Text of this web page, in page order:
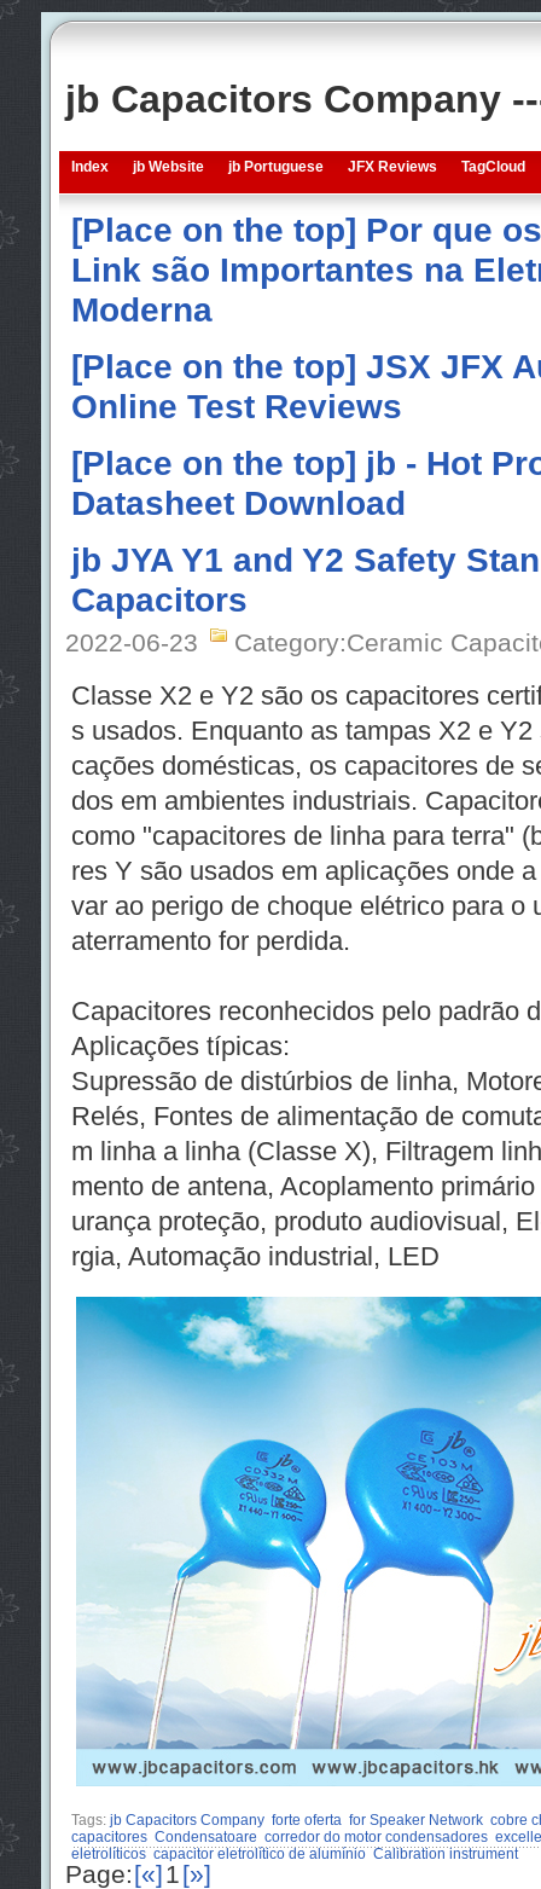
jb Capacitors Company
Index jb Website jb Portuguese JFX Reviews TagCloud
[Place on the top] Por que
Link são Importantes na
Moderna
[Place on the top] JSX JFX
Online Test Reviews
[Place on the top] jb - Hot
Datasheet Download
jb JYA Y1 and Y2 Safety
Capacitors
2022-06-23 Category:Ceramic
Classe X2 e Y2 são os capacitores
s usados. Enquanto as tampas X2 e
cações domésticas, os capacitores de
dos em ambientes industriais.
como "capacitores de linha para terra"
res Y são usados em aplicações onde
var ao perigo de choque elétrico para o
aterramento for perdida.
Capacitores reconhecidos pelo padrão
Aplicações típicas:
Supressão de distúrbios de linha,
Relés, Fontes de alimentação de
m linha a linha (Classe X), Filtragem
mento de antena, Acoplamento
urança proteção, produto audiovisual,
rgia, Automação industrial, LED
Tags: jb Capacitors Company forte oferta for Speaker Network cobre
capacitores Condensatoare corredor do motor condensadores
eletrolíticos capacitor eletrolítico de alumínio Calibration instrument
Page:[«]1[»]